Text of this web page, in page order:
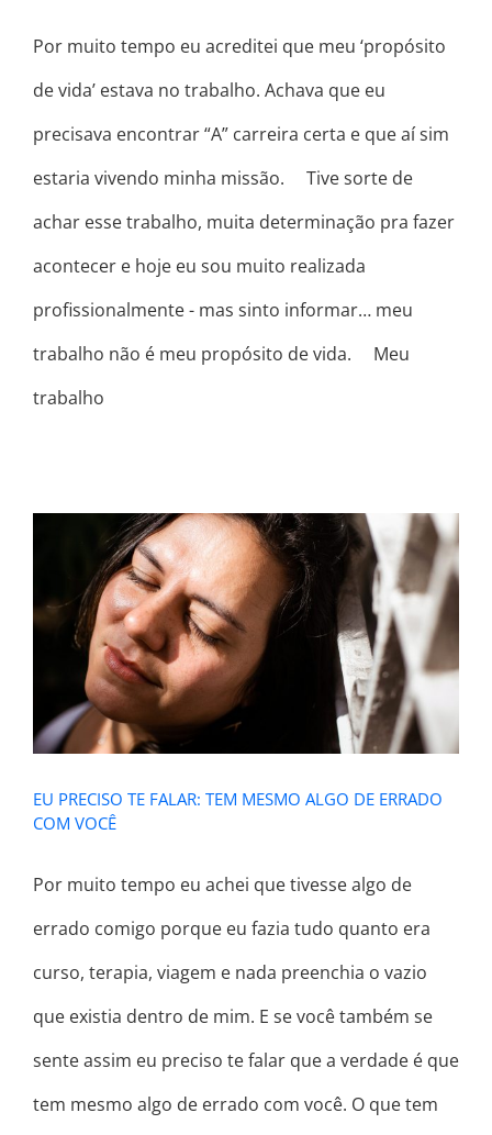
Por muito tempo eu acreditei que meu ‘propósito
de vida’ estava no trabalho. Achava que eu
precisava encontrar “A” carreira certa e que aí sim
estaria vivendo minha missão. ⠀ Tive sorte de
achar esse trabalho, muita determinação pra fazer
acontecer e hoje eu sou muito realizada
profissionalmente - mas sinto informar… meu
trabalho não é meu propósito de vida. ⠀ Meu
trabalho
EU PRECISO TE FALAR: TEM MESMO
ALGO DE ERRADO COM VOCÊ
EU PRECISO TE FALAR: TEM MESMO ALGO DE ERRADO
COM VOCÊ
Por muito tempo eu achei que tivesse algo de
errado comigo porque eu fazia tudo quanto era
curso, terapia, viagem e nada preenchia o vazio
que existia dentro de mim. E se você também se
sente assim eu preciso te falar que a verdade é que
tem mesmo algo de errado com você. O que tem